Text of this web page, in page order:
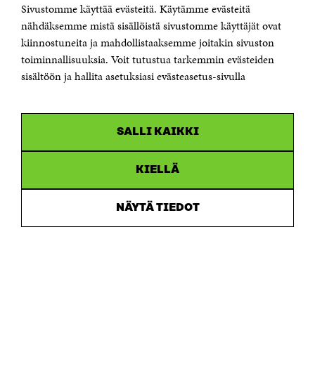
Sivustomme käyttää evästeitä. Käytämme evästeitä
nähdäksemme mistä sisällöistä sivustomme käyttäjät ovat
kiinnostuneita ja mahdollistaaksemme joitakin sivuston
toiminnallisuuksia. Voit tutustua tarkemmin evästeiden
sisältöön ja hallita asetuksiasi evästeasetus-sivulla
SALLI KAIKKI
KIELLÄ
NÄYTÄ TIEDOT
Puhelin +358 294 618 991
Sähköpostiosoite
Saapumisohjeet
Y-tunnus 0202132-3
uudessa
ikkunassaInstagram